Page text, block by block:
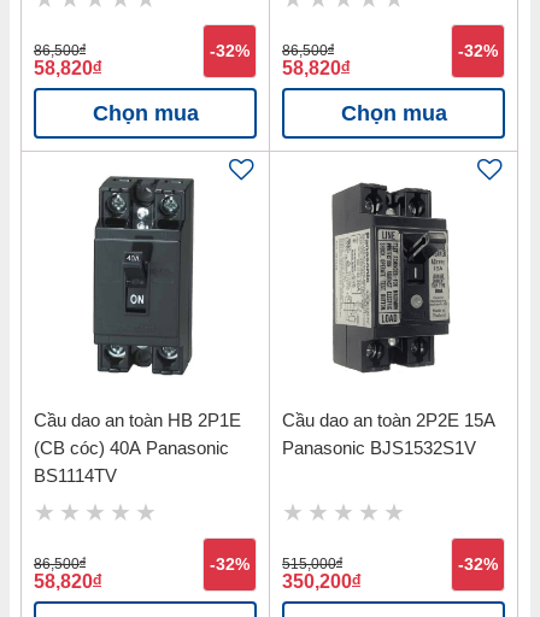
86,500đ
58,820đ
-32%
Chọn mua
86,500đ
58,820đ
-32%
Chọn mua
Cầu dao an toàn HB 2P1E
(CB cóc) 40A Panasonic
BS1114TV
86,500đ
58,820đ
-32%
Cầu dao an toàn 2P2E 15A
Panasonic BJS1532S1V
515,000đ
350,200đ
-32%